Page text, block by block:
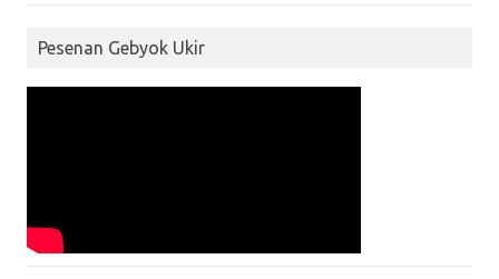
Pesenan Gebyok Ukir